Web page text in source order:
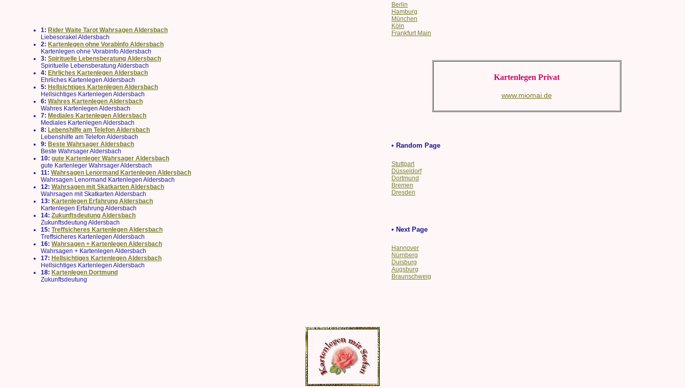
1: Rider Waite Tarot Wahrsagen Aldersbach
Liebesorakel Aldersbach
2: Kartenlegen ohne Vorabinfo Aldersbach
Kartenlegen ohne Vorabinfo Aldersbach
3: Spirituelle Lebensberatung Aldersbach
Spirituelle Lebensberatung Aldersbach
4: Ehrliches Kartenlegen Aldersbach
Ehrliches Kartenlegen Aldersbach
5: Hellsichtiges Kartenlegen Aldersbach
Hellsichtiges Kartenlegen Aldersbach
6: Wahres Kartenlegen Aldersbach
Wahres Kartenlegen Aldersbach
7: Mediales Kartenlegen Aldersbach
Mediales Kartenlegen Aldersbach
8: Lebenshilfe am Telefon Aldersbach
Lebenshilfe am Telefon Aldersbach
9: Beste Wahrsager Aldersbach
Beste Wahrsager Aldersbach
10: gute Kartenleger Wahrsager Aldersbach
gute Kartenleger Wahrsager Aldersbach
11: Wahrsagen Lenormand Kartenlegen Aldersbach
Wahrsagen Lenormand Kartenlegen Aldersbach
12: Wahrsagen mit Skatkarten Aldersbach
Wahrsagen mit Skatkarten Aldersbach
13: Kartenlegen Erfahrung Aldersbach
Kartenlegen Erfahrung Aldersbach
14: Zukunftsdeutung Aldersbach
Zukunftsdeutung Aldersbach
15: Treffsicheres Kartenlegen Aldersbach
Treffsicheres Kartenlegen Aldersbach
16: Wahrsagen + Kartenlegen Aldersbach
Wahrsagen + Kartenlegen Aldersbach
17: Hellsichtiges Kartenlegen Aldersbach
Hellsichtiges Kartenlegen Aldersbach
18: Kartenlegen Dortmund
Zukunftsdeutung
Berlin
Hamburg
München
Köln
Frankfurt Main
Kartenlegen Privat
www.miomai.de
• Random Page
Stuttgart
Düsseldorf
Dortmund
Bremen
Dresden
• Next Page
Hannover
Nürnberg
Duisburg
Augsburg
Braunschweig